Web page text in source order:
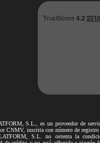
S.L., es un proveedor de
CNMV, inscrita con número de registro
S.L. no ostenta la